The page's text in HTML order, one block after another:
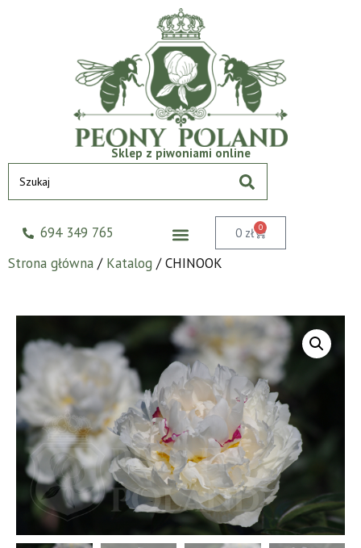
Sklep z piwoniami online
694 349 765 0 zł 0
Strona główna / Katalog / CHINOOK